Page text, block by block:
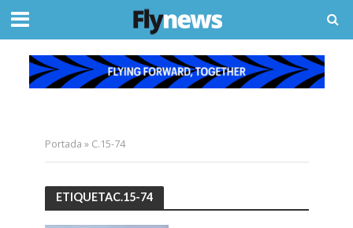
Portada » C.15-74
ETIQUETAC.15-74